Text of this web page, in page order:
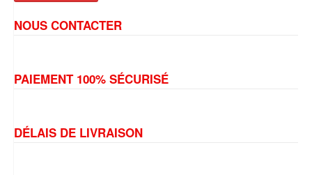
NOUS CONTACTER
PAIEMENT 100% SÉCURISÉ
DÉLAIS DE LIVRAISON